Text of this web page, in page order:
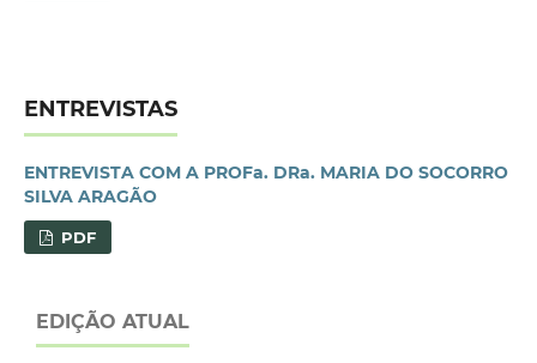
ENTREVISTAS
ENTREVISTA COM A PROFa. DRa. MARIA DO SOCORRO
SILVA ARAGÃO
PDF
EDIÇÃO ATUAL